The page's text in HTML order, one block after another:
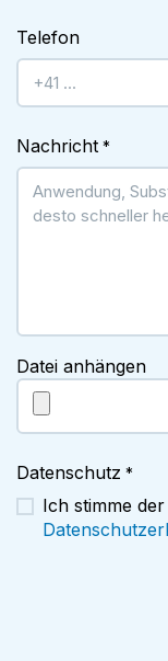
Telefon
Nachricht *
Datei anhängen
Datenschutz *
Ich stimme